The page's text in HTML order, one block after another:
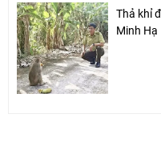
Thả khỉ
Minh Hạ